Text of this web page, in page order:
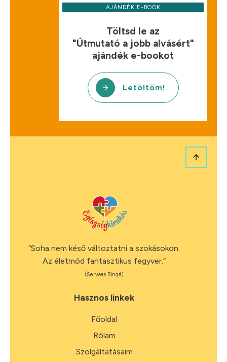
AJÁNDÉK E-BOOK
Töltsd le az
"Útmutató a jobb alvásért"
ajándék e-bookot
Letöltöm!
“Soha nem késő változtatni a szokásokon.
Az életmód fantasztikus fegyver.”
(Servaas Bingé)
Hasznos linkek
Főoldal
Rólam
Szolgáltatásaim